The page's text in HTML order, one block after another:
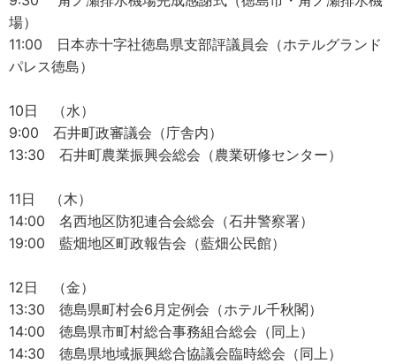
場）
11:00 日本赤十字社徳島県支部評議員会（ホテルグランド
パレス徳島）
10日 （水）
9:00 石井町政審議会（庁舎内）
13:30 石井町農業振興会総会（農業研修センター）
11日 （木）
14:00 名西地区防犯連合会総会（石井警察署）
19:00 藍畑地区町政報告会（藍畑公民館）
12日 （金）
13:30 徳島県町村会6月定例会（ホテル千秋閣）
14:00 徳島県市町村総合事務組合総会（同上）
14:30 徳島県地域振興総合協議会臨時総会（同上）